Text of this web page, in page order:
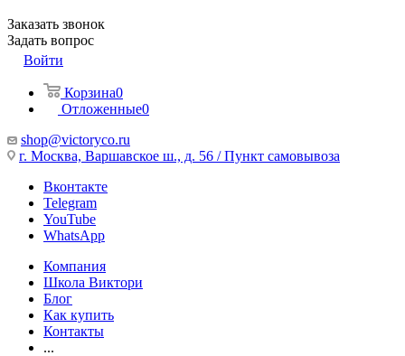
Заказать звонок
Задать вопрос
Войти
Корзина0
Отложенные0
shop@victoryco.ru
г. Москва, Варшавское ш., д. 56 / Пункт самовывоза
Вконтакте
Telegram
YouTube
WhatsApp
Компания
Школа Виктори
Блог
Как купить
Контакты
...